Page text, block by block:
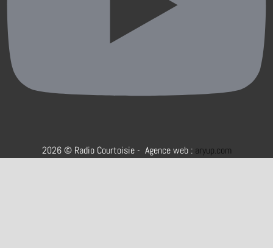
2026 © Radio Courtoisie - Agence web : aryup.com